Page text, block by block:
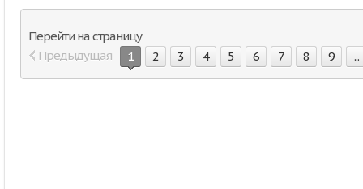
Перейти на страницу
Предыдущая
1 2 3 4 5 6 7 8 9 ...